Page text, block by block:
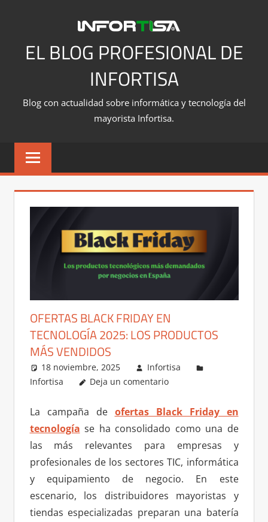
contenidoEL BLOG PROFESIONAL DE
INFORTISA
Blog con actualidad sobre informática y tecnología del
mayorista Infortisa.
OFERTAS BLACK FRIDAY EN
TECNOLOGÍA 2025: LOS PRODUCTOS
MÁS VENDIDOS
18 noviembre, 2025
Infortisa
Infortisa
Deja un comentario
La campaña de ofertas Black Friday en
tecnología se ha consolidado como una de
las más relevantes para empresas y
profesionales de los sectores TIC, informática
y equipamiento de negocio. En este
escenario, los distribuidores mayoristas y
tiendas especializadas preparan una batería